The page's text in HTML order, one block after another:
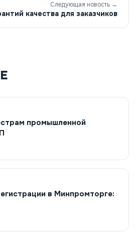
Следующая новость →
качества для заказчиков
промышленной
в Минпромторге: